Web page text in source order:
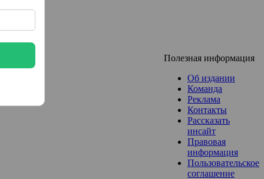
Полезная информация
Об издании
Команда
Реклама
Контакты
Рассказать
инсайт
Правовая
информация
Пользовательское
соглашение